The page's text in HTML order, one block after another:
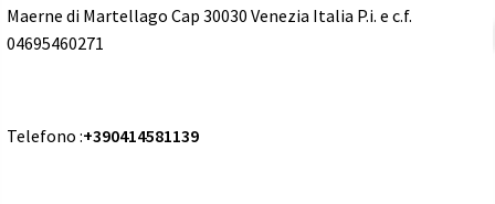
Maerne di Martellago Cap 30030 Venezia Italia P.i. e c.f.
04695460271
Telefono :+390414581139